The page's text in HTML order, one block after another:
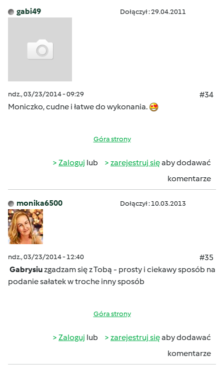
gabi49 Dołączył : 29.04.2011
ndz., 03/23/2014 - 09:29
#34
Moniczko, cudne i łatwe do wykonania.
Góra strony
Zaloguj lub zarejestruj sięaby dodawać
komentarze
monika6500 Dołączył : 10.03.2013
ndz., 03/23/2014 - 12:40
#35
Gabrysiuzgadzam się z Tobą - prosty i ciekawy sposób na
podanie sałatek w troche inny sposób
Góra strony
Zaloguj lub zarejestruj sięaby dodawać
komentarze